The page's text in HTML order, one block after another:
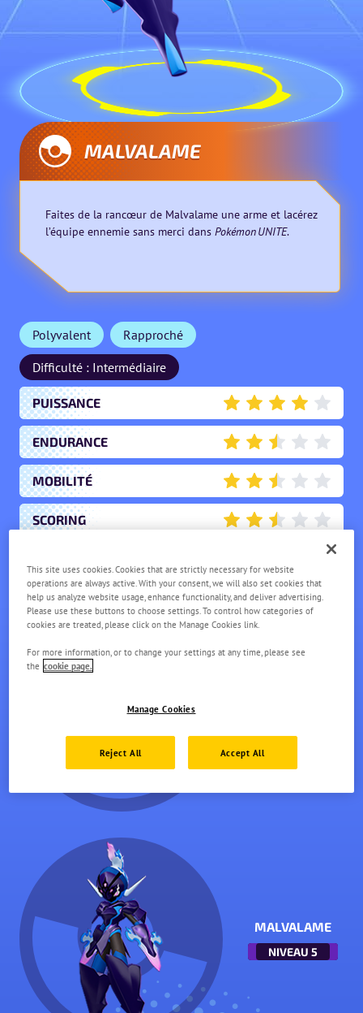
MALVALAME
Faites de la rancœur de Malvalame une arme et lacérez
l’équipe ennemie sans merci dans Pokémon UNITE.
Polyvalent
Rapproché
Difficulté : Intermédiaire
PUISSANCE
4
ENDURANCE
2.5
MOBILITÉ
2.5
SCORING
2.5
0.5
CHARBAMBIN
MALVALAME
NIVEAU 5
This site uses cookies. Cookies that are strictly necessary for website
operations are always active. With your consent, we will also set cookies that
help us analyze website usage, enhance functionality, and deliver advertising.
Please use these buttons to choose settings. To control how categories of
cookies are treated, please click on the Manage Cookies link.
For more information, or to change your settings at any time, please see
the cookie page.
Manage Cookies
Reject All Accept All